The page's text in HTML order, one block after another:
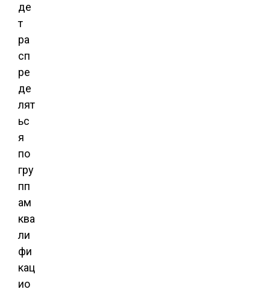
де
т
ра
сп
ре
де
лят
ьс
я
по
гру
пп
ам
ква
ли
фи
кац
ио